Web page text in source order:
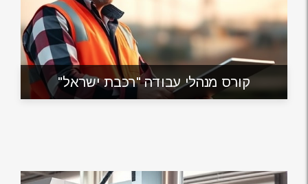
קורס מנהלי עבודה "רכבת ישראל"